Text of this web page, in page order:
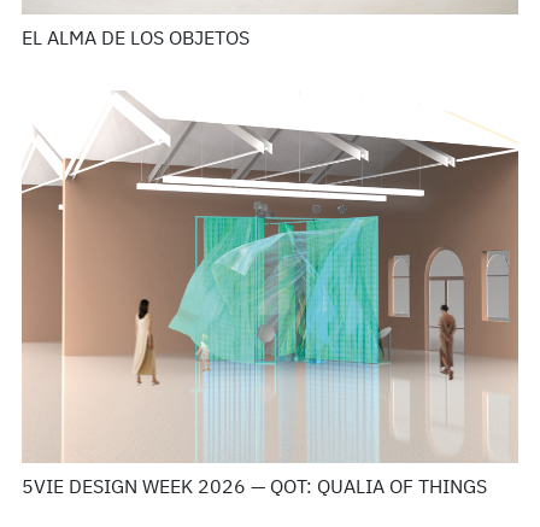
EL ALMA DE LOS OBJETOS
5VIE DESIGN WEEK 2026 — QOT: QUALIA OF THINGS